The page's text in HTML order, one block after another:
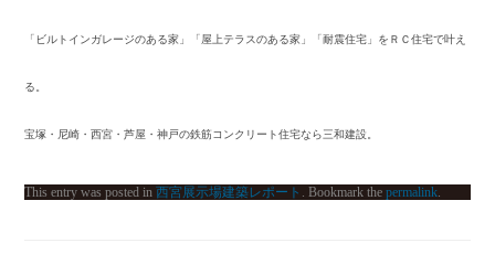
「ビルトインガレージのある家」「屋上テラスのある家」「耐震住宅」をＲＣ住宅で叶え
る。
宝塚・尼崎・西宮・芦屋・神戸の鉄筋コンクリート住宅なら三和建設。
This entry was posted in西宮展示場建築レポート . Bookmark thepermalink.